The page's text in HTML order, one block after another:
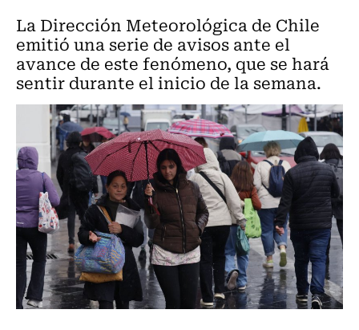
La Dirección Meteorológica de Chile
emitió una serie de avisos ante el
avance de este fenómeno, que se hará
sentir durante el inicio de la semana.